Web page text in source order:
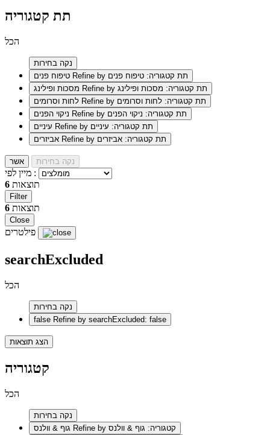
תת קטגוריה
הכל
נקה בחירות
Refine by תת קטגוריה: טיפוח פנים
Refine by תת קטגוריה: מסכות ופילינג
Refine by תת קטגוריה: לחות וסרומים
Refine by תת קטגוריה: ניקוי הפנים
Refine by תת קטגוריה: עיניים
Refine by תת קטגוריה: אביזרים
אשר נקה בחירות
מיין לפי :
6 תוצאות
Filter
6 תוצאות
Close
searchExcluded
הכל
נקה בחירות
false Refine by searchExcluded: false
הצג תוצאות
קטגוריה
הכל
נקה בחירות
Refine by קטגוריה: גוף & וולנס